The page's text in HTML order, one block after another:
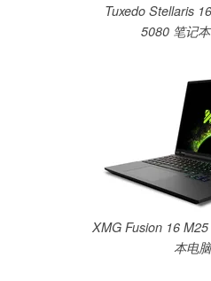
Tuxedo Stellaris
5080 笔记本
XMG Fusion 16
本电脑